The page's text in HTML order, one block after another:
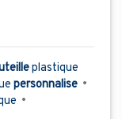
plastique
personnalise •
•